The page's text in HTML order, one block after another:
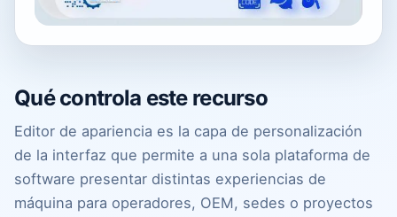
Qué controla este recurso
Editor de apariencia es la capa de personalización
de la interfaz que permite a una sola plataforma de
software presentar distintas experiencias de
máquina para operadores, OEM, sedes o proyectos